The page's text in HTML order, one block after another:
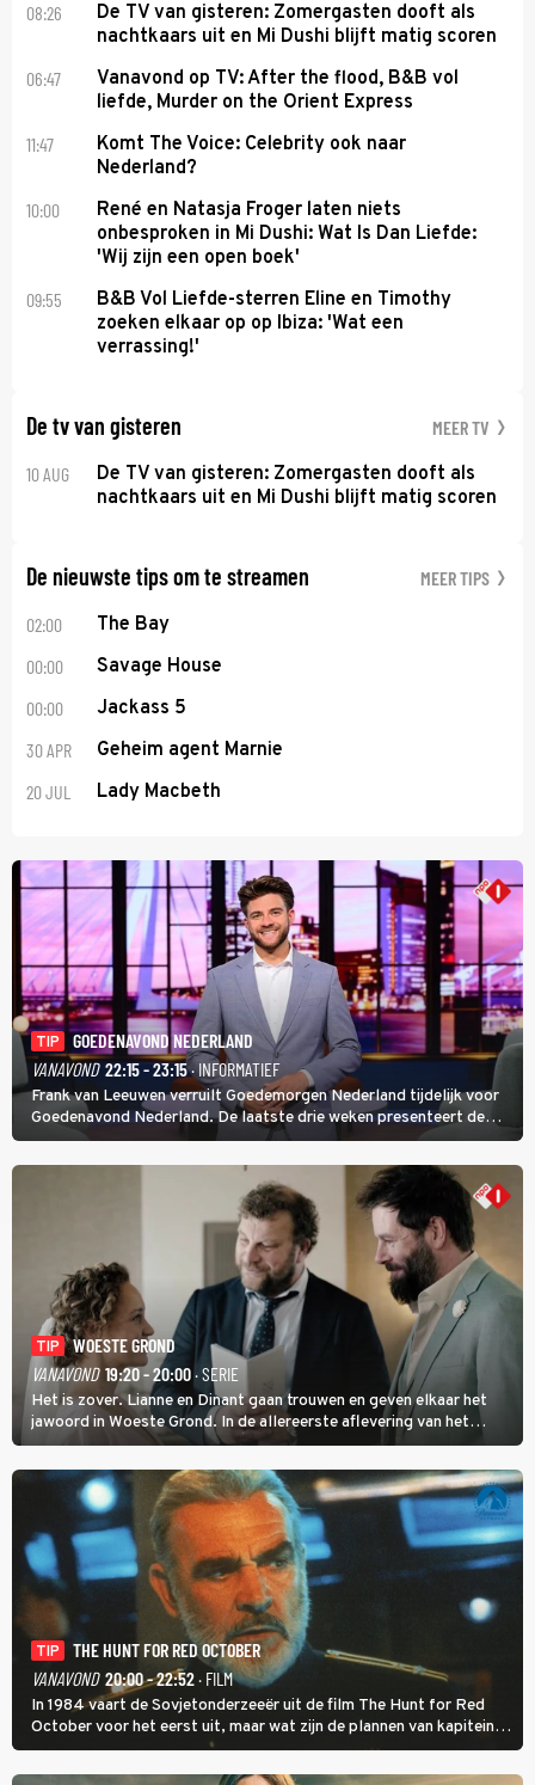
08:26
De TV van gisteren: Zomergasten dooft als
nachtkaars uit en Mi Dushi blijft matig scoren
06:47
Vanavond op TV: After the flood, B&B vol
liefde, Murder on the Orient Express
11:47
Komt The Voice: Celebrity ook naar
Nederland?
10:00
René en Natasja Froger laten niets
onbesproken in Mi Dushi: Wat Is Dan Liefde:
'Wij zijn een open boek'
09:55
B&B Vol Liefde-sterren Eline en Timothy
zoeken elkaar op op Ibiza: 'Wat een
verrassing!'
De tv van gisteren MEER TV
10 AUG
De TV van gisteren: Zomergasten dooft als
nachtkaars uit en Mi Dushi blijft matig scoren
De nieuwste tips om te streamen MEER TIPS
02:00 The Bay
00:00 Savage House
00:00 Jackass 5
30 APR Geheim agent Marnie
20 JUL Lady Macbeth
TIP
GOEDENAVOND NEDERLAND
VANAVOND 22:15 - 23:15· INFORMATIEF
Frank van Leeuwen verruilt Goedemorgen Nederland tijdelijk voor
Goedenavond Nederland. De laatste drie weken presenteert de
journalist en De Slimste Mens-winnaar deze avondtalkshow om en
om met Sam Hagens, die er al vanaf het begin bij is.
TIP
WOESTE GROND
VANAVOND 19:20 - 20:00· SERIE
Het is zover. Lianne en Dinant gaan trouwen en geven elkaar het
jawoord in Woeste Grond. In de allereerste aflevering van het
eerste seizoen kwam Lianne vanuit de Randstad naar Twente. Daar
is ze inmiddels helemaal op haar plek.
TIP
THE HUNT FOR RED OCTOBER
VANAVOND 20:00 - 22:52· FILM
In 1984 vaart de Sovjetonderzeeër uit de film The Hunt for Red
October voor het eerst uit, maar wat zijn de plannen van kapitein
Marko Ramius?